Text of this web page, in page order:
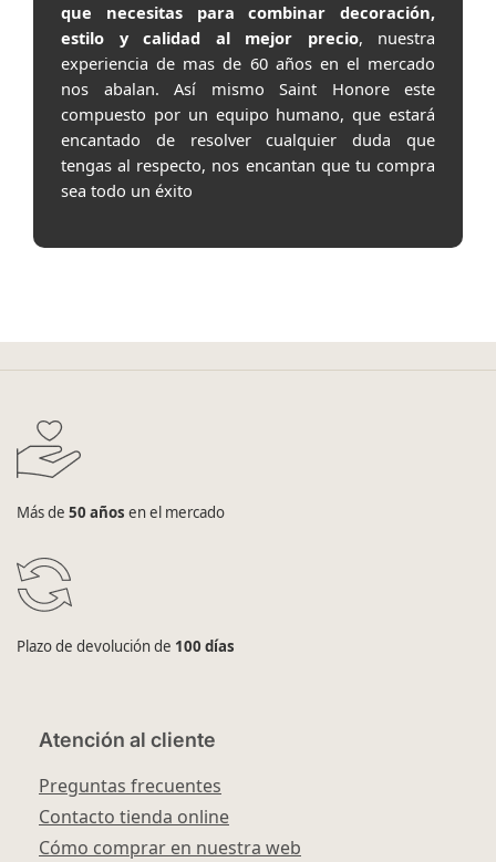
que necesitas para combinar decoración,
estilo y calidad al mejor precio, nuestra
experiencia de mas de 60 años en el mercado
nos abalan. Así mismo Saint Honore este
compuesto por un equipo humano, que estará
encantado de resolver cualquier duda que
tengas al respecto, nos encantan que tu compra
sea todo un éxito
Más de 50 años en el mercado
Plazo de devolución de 100 días
Atención al cliente
Preguntas frecuentes
Contacto tienda online
Cómo comprar en nuestra web